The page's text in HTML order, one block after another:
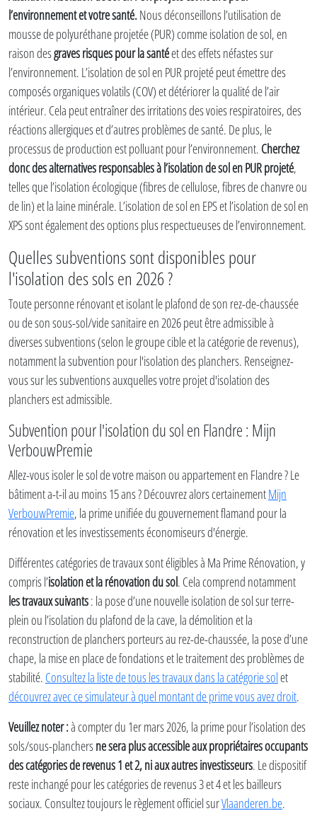
l’environnement et votre santé.Nous déconseillons l’utilisation de
mousse de polyuréthane projetée (PUR) comme isolation de sol, en
raison desgraves risques pour la santéet des effets néfastes sur
l’environnement. L’isolation de sol en PUR projeté peut émettre des
composés organiques volatils (COV) et détériorer la qualité de l’air
intérieur. Cela peut entraîner des irritations des voies respiratoires, des
réactions allergiques et d’autres problèmes de santé. De plus, le
processus de production est polluant pour l’environnement. Cherchez
donc des alternatives responsables à l’isolation de sol en PUR projeté,
telles que l’isolation écologique (fibres de cellulose, fibres de chanvre ou
de lin) et la laine minérale. L’isolation de sol en EPS et l’isolation de sol en
XPS sont également des options plus respectueuses de l’environnement.
Quelles subventions sont disponibles pour
l'isolation des sols en 2026 ?
Toute personne rénovant et isolant le plafond de son rez-de-chaussée
ou de son sous-sol/vide sanitaire en 2026 peut être admissible à
diverses subventions (selon le groupe cible et la catégorie de revenus),
notamment la subvention pour l'isolation des planchers. Renseignez-
vous sur les subventions auxquelles votre projet d'isolation des
planchers est admissible.
Subvention pour l'isolation du sol en Flandre : Mijn
VerbouwPremie
Allez-vous isoler le sol de votre maison ou appartement en Flandre ? Le
bâtiment a-t-il au moins 15 ans ? Découvrez alors certainementMijn
VerbouwPremie, la prime unifiée du gouvernement flamand pour la
rénovation et les investissements économiseurs d'énergie.
Différentes catégories de travaux sont éligibles à Ma Prime Rénovation, y
compris l’isolation et la rénovation du sol. Cela comprend notamment
les travaux suivants: la pose d’une nouvelle isolation de sol sur terre-
plein ou l’isolation du plafond de la cave, la démolition et la
reconstruction de planchers porteurs au rez-de-chaussée, la pose d’une
chape, la mise en place de fondations et le traitement des problèmes de
stabilité. Consultez la liste de tous les travaux dans la catégorie solet
découvrez avec ce simulateur à quel montant de prime vous avez droit.
Veuillez noter :à compter du 1er mars 2026, la prime pour l’isolation des
sols/sous-planchersne sera plus accessible aux propriétaires occupants
des catégories de revenus 1 et 2, ni aux autres investisseurs. Le dispositif
reste inchangé pour les catégories de revenus 3 et 4 et les bailleurs
sociaux. Consultez toujours le règlement officiel surVlaanderen.be.